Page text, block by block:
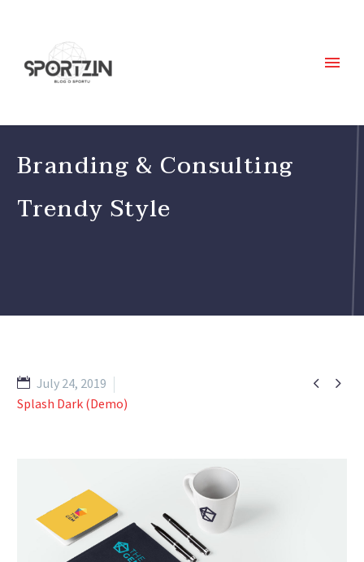
Branding & Consulting
Trendy Style
 
July 24, 2019
Splash Dark (Demo)